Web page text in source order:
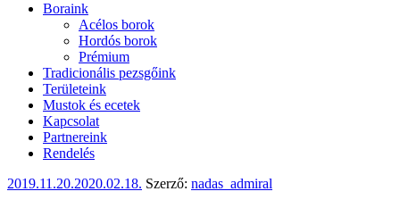
Boraink
Acélos borok
Hordós borok
Prémium
Tradicionális pezsgőink
Területeink
Mustok és ecetek
Kapcsolat
Partnereink
Rendelés
Beküldve:
2019.11.20.2020.02.18. Szerző: nadas_admiral